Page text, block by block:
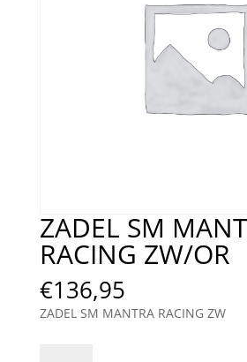
ZADEL SM
RACING ZW/OR
€136,95
ZADEL SM MANTRA RACING ZW